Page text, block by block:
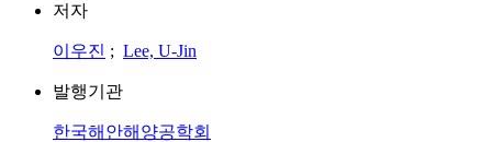
저자
이우진 ; Lee, U-Jin
발행기관
한국해안해양공학회